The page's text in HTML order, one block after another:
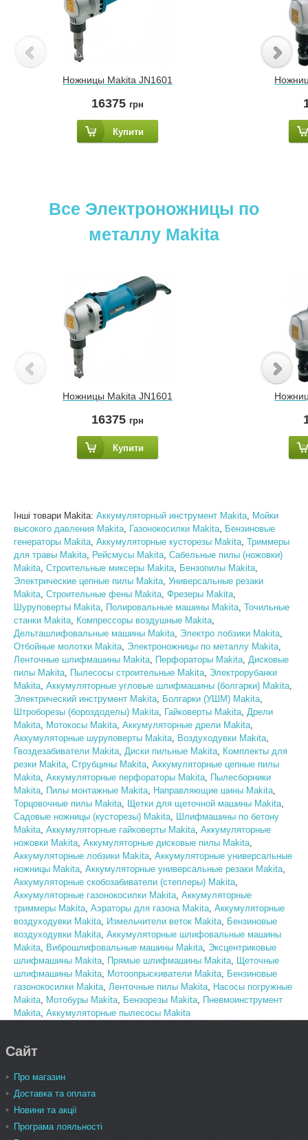
Ножницы Makita JN1601
16375 грн
Купити
Все Электроножницы по
металлу Makita
Ножницы Makita JN1601
16375 грн
Купити
Інші товари Makita: Аккумуляторный инструмент Makita, Мойки
высокого давления Makita, Газонокосилки Makita, Бензиновые
генераторы Makita, Аккумуляторные кусторезы Makita, Триммеры
для травы Makita, Рейсмусы Makita, Сабельные пилы (ножовки)
Makita, Строительные миксеры Makita, Бензопилы Makita,
Электрические цепные пилы Makita, Универсальные резаки
Makita, Строительные фены Makita, Фрезеры Makita,
Шуруповерты Makita, Полировальные машины Makita, Точильные
станки Makita, Компрессоры воздушные Makita,
Дельташлифовальные машины Makita, Электро лобзики Makita,
Отбойные молотки Makita, Электроножницы по металлу Makita,
Ленточные шлифмашины Makita, Перфораторы Makita, Дисковые
пилы Makita, Пылесосы строительные Makita, Электрорубанки
Makita, Аккумуляторные угловые шлифмашины (болгарки) Makita,
Электрический инструмент Makita, Болгарки (УШМ) Makita,
Штроборезы (бороздоделы) Makita, Гайковерты Makita, Дрели
Makita, Мотокосы Makita, Аккумуляторные дрели Makita,
Аккумуляторные шуруповерты Makita, Воздуходувки Makita,
Гвоздезабиватели Makita, Диски пильные Makita, Комплекты для
резки Makita, Струбцины Makita, Аккумуляторные цепные пилы
Makita, Аккумуляторные перфораторы Makita, Пылесборники
Makita, Пилы монтажные Makita, Направляющие шины Makita,
Торцовочные пилы Makita, Щетки для щеточной машины Makita,
Садовые ножницы (кусторезы) Makita, Шлифмашины по бетону
Makita, Аккумуляторные гайковерты Makita, Аккумуляторные
ножовки Makita, Аккумуляторные дисковые пилы Makita,
Аккумуляторные лобзики Makita, Аккумуляторные универсальные
ножницы Makita, Аккумуляторные универсальные резаки Makita,
Аккумуляторные скобозабиватели (степлеры) Makita,
Аккумуляторные газонокосилки Makita, Аккумуляторные
триммеры Makita, Аэраторы для газона Makita, Аккумуляторные
воздуходувки Makita, Измельчители веток Makita, Бензиновые
воздуходувки Makita, Аккумуляторные шлифовальные машины
Makita, Виброшлифовальные машины Makita, Эксцентриковые
шлифмашины Makita, Прямые шлифмашины Makita, Щеточные
шлифмашины Makita, Мотоопрыскиватели Makita, Бензиновые
газонокосилки Makita, Ленточные пилы Makita, Насосы погружные
Makita, Мотобуры Makita, Бензорезы Makita, Пневмоинструмент
Makita, Аккумуляторные пылесосы Makita
Сайт
Про магазин
Доставка та оплата
Новини та акції
Програма лояльності